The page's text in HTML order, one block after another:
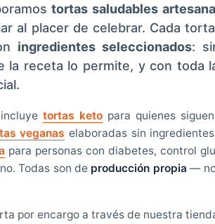
tortas saludables
al placer de celebrar. Cada
ingredientes seleccionados:
la receta lo permite, y con toda
incluyetortas keto para quienes
veganas elaboradas sin
para personas con diabetes, control
Todas son de producción propia —
por encargo a través de nuestra